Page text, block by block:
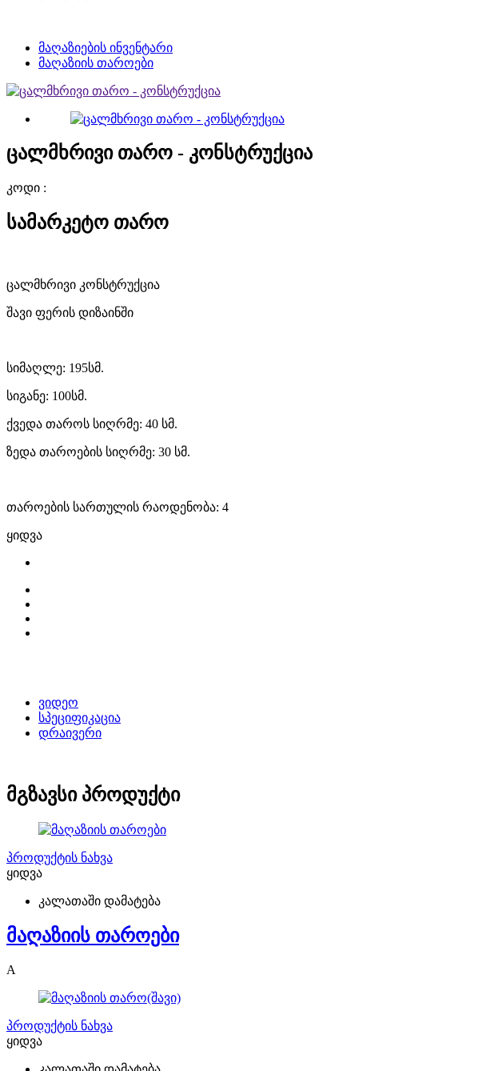
მაღაზიების ინვენტარი
მაღაზიის თაროები
ცალმხრივი თარო - კონსტრუქცია
კოდი :
სამარკეტო თარო
ცალმხრივი კონსტრუქცია
შავი ფერის დიზაინში
სიმაღლე: 195სმ.
სიგანე: 100სმ.
ქვედა თაროს სიღრმე: 40 სმ.
ზედა თაროების სიღრმე: 30 სმ.
თაროების სართულის რაოდენობა: 4
ყიდვა
ვიდეო
სპეციფიკაცია
დრაივერი
მგზავსი პროდუქტი
პროდუქტის ნახვა
ყიდვა
კალათაში დამატება
მაღაზიის თაროები
A
პროდუქტის ნახვა
ყიდვა